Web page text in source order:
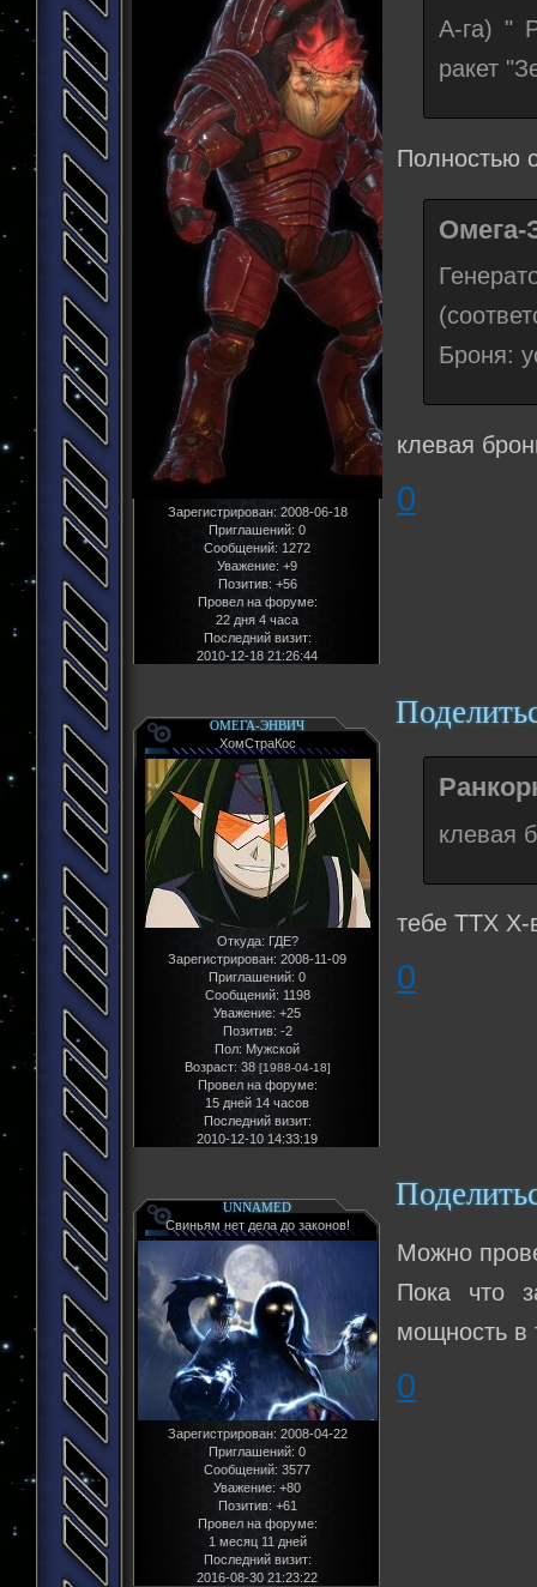
Зарегистрирован: 2008-06-18
Приглашений: 0
Сообщений: 1272
Уважение: +9
Позитив: +56
Провел на форуме:
22 дня 4 часа
Последний визит:
2010-12-18 21:26:44
А-га) "
ракет
Полностью
Омега-
Броня:
клевая
0
ОМЕГА-ЭНВИЧ
ХомСтраКос
Откуда: ГДЕ?
Зарегистрирован: 2008-11-09
Приглашений: 0
Сообщений: 1198
Уважение: +25
Позитив: -2
Пол: Мужской
Возраст: 38[1988-04-18]
Провел на форуме:
15 дней 14 часов
Последний визит:
2010-12-10 14:33:19
клевая
тебе ТТХ Х-
0
UNNAMED
Свиньям нет дела до законов!
Зарегистрирован: 2008-04-22
Приглашений: 0
Сообщений: 3577
Уважение: +80
Позитив: +61
Провел на форуме:
1 месяц 11 дней
Последний визит:
2016-08-30 21:23:22
Можно
Пока что
мощность в
0